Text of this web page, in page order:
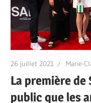
26 juillet 2021 Marie-
La première
public que les